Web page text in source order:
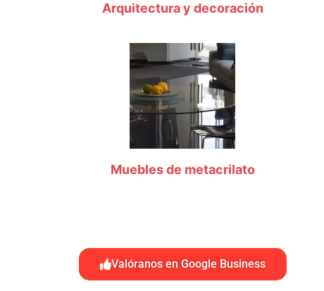
Arquitectura y decoración
Muebles de metacrilato
Valóranos en Google Business